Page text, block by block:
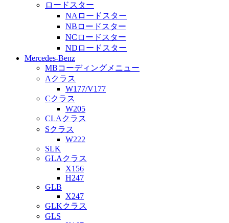
ロードスター
NAロードスター
NBロードスター
NCロードスター
NDロードスター
Mercedes-Benz
MBコーディングメニュー
Aクラス
W177/V177
Cクラス
W205
CLAクラス
Sクラス
W222
SLK
GLAクラス
X156
H247
GLB
X247
GLKクラス
GLS